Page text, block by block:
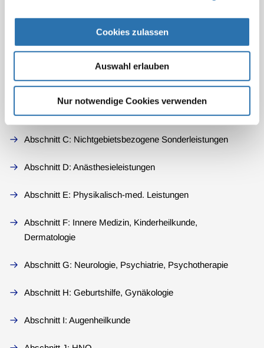
Cookies zulassen
Auswahl erlauben
Nur notwendige Cookies verwenden
Abschnitt B: Grundleistungen und allgemeine Leistungen
Abschnitt C: Nichtgebietsbezogene Sonderleistungen
Abschnitt D: Anästhesieleistungen
Abschnitt E: Physikalisch-med. Leistungen
Abschnitt F: Innere Medizin, Kinderheilkunde,
Dermatologie
Abschnitt G: Neurologie, Psychiatrie, Psychotherapie
Abschnitt H: Geburtshilfe, Gynäkologie
Abschnitt I: Augenheilkunde